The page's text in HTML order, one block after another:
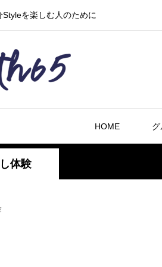
Styleを楽しむ人のために
HOME
体験